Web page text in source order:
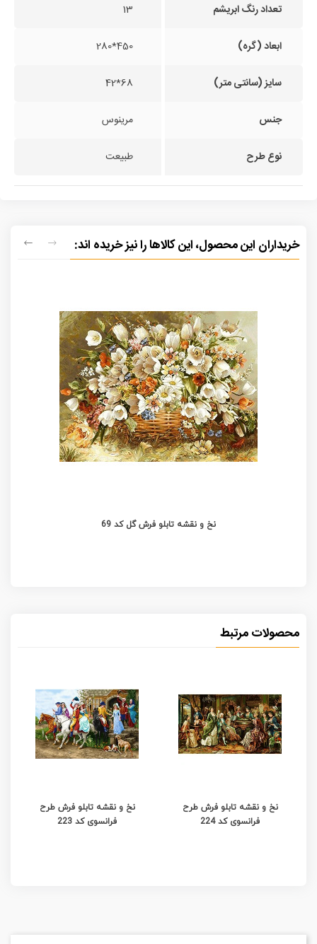
تعداد رنگ ابریشم 13
ابعاد (گره) 450*280
سایز (سانتی متر) 68*42
جنس مرینوس
نوع طرح طبیعت
خریداران این محصول، این کالاها را نیز خریده اند:
نخ و نقشه تابلو فرش گل کد 69
محصولات مرتبط
نخ و نقشه تابلو فرش طرح
فرانسوی کد 224
نخ و نقشه تابلو فرش طرح
فرانسوی کد 223